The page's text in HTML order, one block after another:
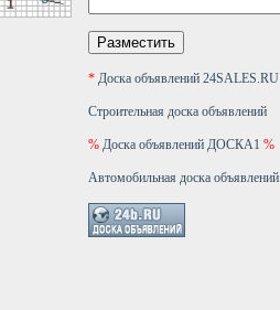
* Доска объявлений 24SALES.RU
Строительная доска объявлений
% Доска объявлений ДОСКА1 %
Автомобильная доска объявлений